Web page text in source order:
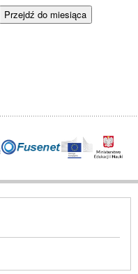
Przejdź do miesiąca